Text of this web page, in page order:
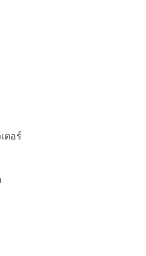
ตอร์